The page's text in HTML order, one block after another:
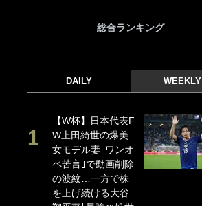
総合ランキング
DAILY WEEKLY
【W杯】日本代表F
W上田綺世の爆美
女モデル妻｢ワンオ
ペ苦言｣で動画削除
の波紋…一方で株
を上げ続ける大谷